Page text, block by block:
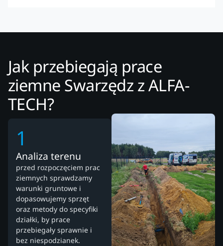
Jak przebiegają prace
ziemne Swarzędz z ALFA-
TECH?
1
Analiza terenu
przed rozpoczęciem prac
ziemnych sprawdzamy
warunki gruntowe i
dopasowujemy sprzęt
oraz metody do specyfiki
działki, by prace
przebiegały sprawnie i
bez niespodzianek.